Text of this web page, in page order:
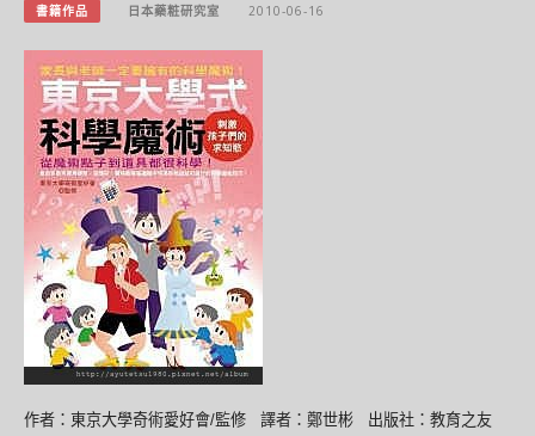
書籍作品 日本藥粧研究室 2010-06-16
作者：東京大學奇術愛好會/監修 譯者：鄭世彬 出版社：教育之友